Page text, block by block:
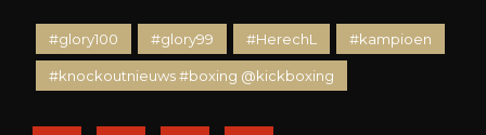
#glory100 #glory99 #HerechL #kampioen
#knockoutnieuws #boxing @kickboxing